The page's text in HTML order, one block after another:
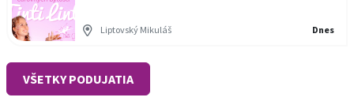
Liptovský Mikuláš Dnes
VŠETKY PODUJATIA